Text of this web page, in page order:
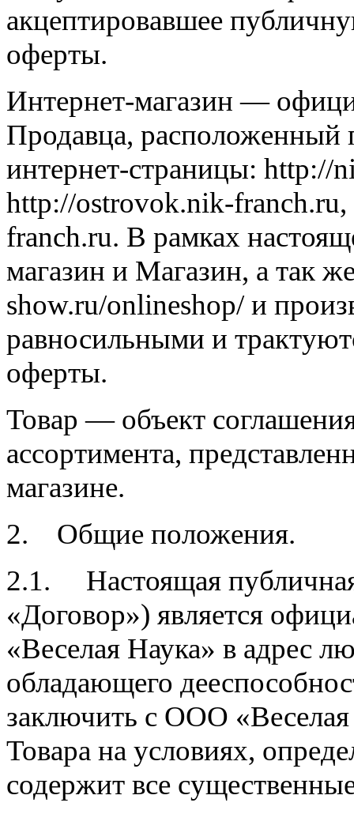
акцептировавшее
оферты.
Интернет-магазин —
Продавца, расположенный
интернет-страницы:
http://ostrovok.nik-
franch.ru. В рамках
магазин и Магазин, а так
show.ru/onlineshop/ и
равносильными и
оферты.
Товар — объект
ассортимента,
магазине.
2. Общие положения.
2.1. Настоящая
«Договор») является
«Веселая Наука» в адрес
обладающего
заключить с ООО
Товара на условиях,
содержит все